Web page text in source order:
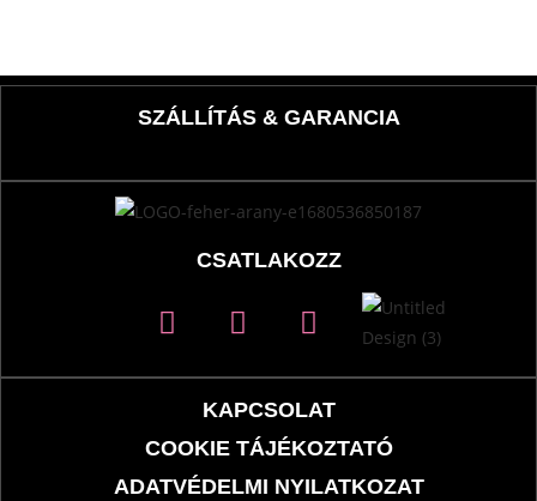
SZÁLLÍTÁS & GARANCIA
CSATLAKOZZ
KAPCSOLAT
COOKIE TÁJÉKOZTATÓ
ADATVÉDELMI NYILATKOZAT